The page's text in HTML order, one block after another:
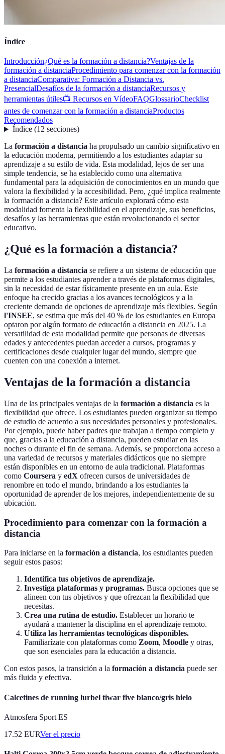
Índice
Introducción¿Qué es la formación a distancia?Ventajas de la
formación a distanciaProcedimiento para comenzar con la formación
a distanciaComparativa: Formación a Distancia vs.
PresencialDesafíos de la formación a distanciaRecursos y
herramientas útiles📺 Recursos en VídeoFAQGlossarioChecklist
antes de comenzar con la formación a distanciaProductos
Recomendados
Índice(12 secciones)
La formación a distancia ha propulsado un cambio significativo en
la educación moderna, permitiendo a los estudiantes adaptar su
aprendizaje a su estilo de vida. Esta modalidad, lejos de ser una
simple tendencia, se ha establecido como una alternativa
fundamental para la adquisición de conocimientos en un mundo que
valora la flexibilidad y la accesibilidad. Pero, ¿qué implica realmente
la formación a distancia? Este artículo explorará cómo esta
modalidad fomenta la flexibilidad en el aprendizaje, sus beneficios,
desafíos y las herramientas que están revolucionando el sector
educativo.
¿Qué es la formación a distancia?
La formación a distancia se refiere a un sistema de educación que
permite a los estudiantes aprender a través de plataformas digitales,
sin la necesidad de estar físicamente presente en un aula. Este
enfoque ha crecido gracias a los avances tecnológicos y a la
creciente demanda de opciones de aprendizaje más flexibles. Según
l'INSEE, se estima que más del 40 % de los estudiantes en Europa
optaron por algún formato de educación a distancia en 2025. La
versatilidad de esta modalidad permite que personas de diversas
edades y antecedentes puedan acceder a cursos, programas y
certificaciones desde cualquier lugar del mundo, siempre que
cuenten con una conexión a internet.
Ventajas de la formación a distancia
Una de las principales ventajas de la formación a distancia es la
flexibilidad que ofrece. Los estudiantes pueden organizar su tiempo
de estudio de acuerdo a sus necesidades personales y profesionales.
Por ejemplo, puede haber padres que trabajan a tiempo completo y
que, gracias a la educación a distancia, pueden estudiar en las
noches o durante el fin de semana. Además, se proporciona acceso a
una variedad de recursos y materiales didácticos que no siempre
están disponibles en un entorno de aula tradicional. Plataformas
como Coursera y edX ofrecen cursos de universidades de
renombre en todo el mundo, brindando a los estudiantes la
oportunidad de aprender de los mejores, independientemente de su
ubicación.
Procedimiento para comenzar con la formación a
distancia
Para iniciarse en la formación a distancia, los estudiantes pueden
seguir estos pasos:
Identifica tus objetivos de aprendizaje.
Investiga plataformas y programas. Busca opciones que se
alineen con tus objetivos y que ofrezcan la flexibilidad que
necesitas.
Crea una rutina de estudio. Establecer un horario te
ayudará a mantener la disciplina en el aprendizaje remoto.
Utiliza las herramientas tecnológicas disponibles.
Familiarízate con plataformas como Zoom, Moodle y otras,
que son esenciales para la educación a distancia.
Con estos pasos, la transición a la formación a distancia puede ser
más fluida y efectiva.
Calcetines de running lurbel tiwar five blanco/gris hielo
Atmosfera Sport ES
17.52 EURVer el precio